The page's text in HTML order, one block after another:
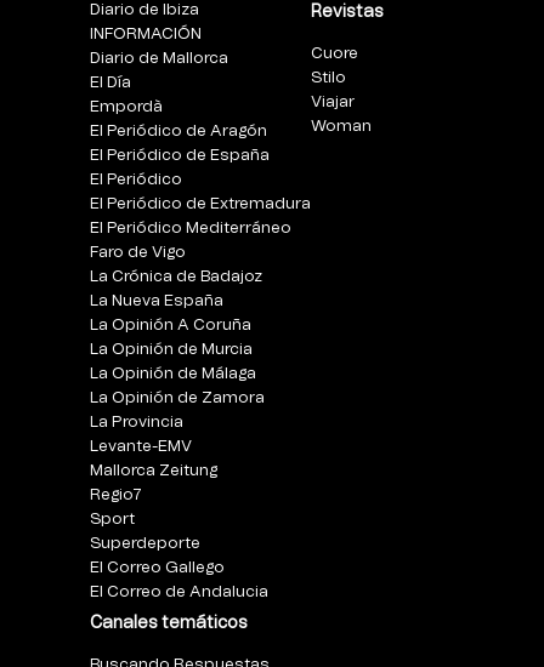
Diario de Ibiza
INFORMACIÓN
Diario de Mallorca
El Día
Empordà
El Periódico de Aragón
El Periódico de España
El Periódico
El Periódico de Extremadura
El Periódico Mediterráneo
Faro de Vigo
La Crónica de Badajoz
La Nueva España
La Opinión A Coruña
La Opinión de Murcia
La Opinión de Málaga
La Opinión de Zamora
La Provincia
Levante-EMV
Mallorca Zeitung
Regio7
Sport
Superdeporte
El Correo Gallego
El Correo de Andalucia
Canales temáticos
Revistas
Cuore
Stilo
Viajar
Woman